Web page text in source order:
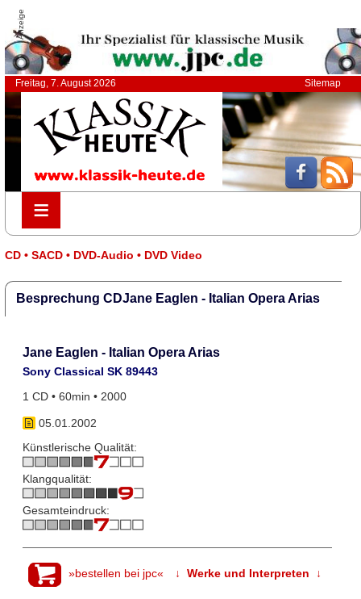
Anzeige
Freitag, 7. August 2026 Sitemap
≡
≡
CD • SACD • DVD-Audio • DVD Video
Besprechung CDJane Eaglen - Italian Opera Arias
Jane Eaglen - Italian Opera Arias
Sony Classical SK 89443
1 CD • 60min • 2000
05.01.2002
Künstlerische Qualität:
Klangqualität:
Gesamteindruck:
»bestellen bei jpc« ↓ Werke und Interpreten ↓